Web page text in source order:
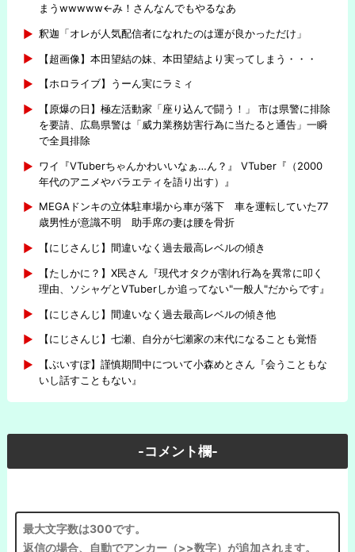
まうwwwww←み！さんなんでもやるなあ
釈迦「オレが人気配信者になれたのは運が良かっただけ」
【超画像】本田望結の妹、本田望結より実ってしまう・・・
【ホロライブ】うーん実にラミィ
【原爆の日】極左活動家「座り込んで闘う！」 市は県警に排除
を要請、広島県警は「威力業務妨害行為に当たると通告」一瞬
で全員排除
ワイ『VTuberちゃんかわいいなぁ…ん？』 VTuber『（2000
年代のアニメやバラエティを語り出す）』
MEGAドンキの立体駐車場から車が落下 車を運転していた77
歳男性が意識不明 助手席の妻は腰を骨折
【にじさんじ】間違いなく過去最高レベルの傾き
【たしかに？】X民さん『現代オタクが割れ行為を異常に叩く
理由、ソシャゲとVTuberしか追ってない"一般人"だからです』
【にじさんじ】間違いなく過去最高レベルの傾き他
【にじさんじ】七瀬、自分が七瀬家の末代になることも覚悟
【ぶいすぽ】謹慎期間中について小森めとさん『会うこともな
いし話すこともない』
-コメント欄-